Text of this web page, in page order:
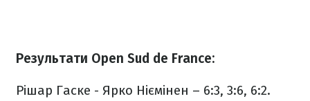
Результати Open Sud de France:
Рішар Гаске - Ярко Ніємінен – 6:3, 3:6, 6:2.